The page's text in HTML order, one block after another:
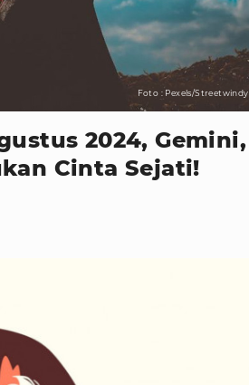
Foto : Pexels/Streetwindy
2024, Gemini,
Cinta Sejati!